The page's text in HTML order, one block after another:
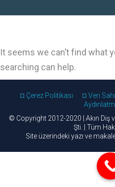
It seems we can’t find what
searching can help.
¤ Çerez Politikası ¤ Veri
© Copyright 2012-2020 | Akın Diş
Şti. | Tüm
Site üzerindeki yazı ve